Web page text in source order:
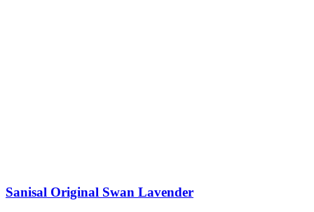
Sanisal Original Swan Lavender